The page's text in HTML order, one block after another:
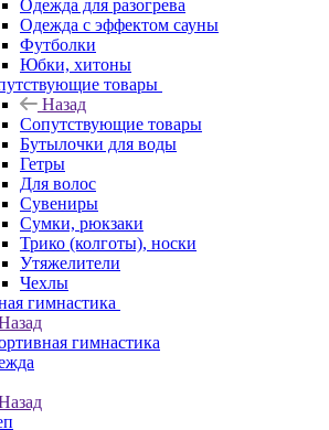
Одежда для разогрева
Одежда с эффектом сауны
Футболки
Юбки, хитоны
товары
Назад
Сопутствующие товары
Бутылочки для воды
Гетры
Для волос
Сувениры
Сумки, рюкзаки
Трико (колготы), носки
Утяжелители
Чехлы
гимнастика
гимнастика